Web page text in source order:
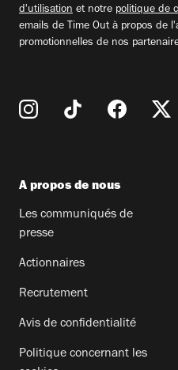
d'utilisation et notre politique de
emails de Time Out à propos de
promotionnelles de nos
A propos de nous
Les communiqués de
presse
Actionnaires
Recrutement
Avis de confidentialité
Politique concernant les